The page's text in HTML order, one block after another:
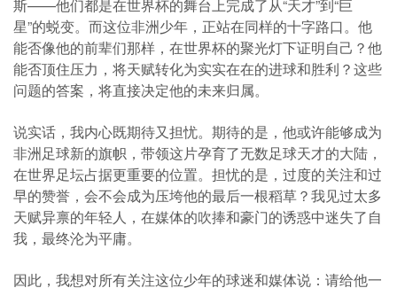
斯——他们都是在世界杯的舞台上完成了从“天才”到“巨
星”的蜕变。而这位非洲少年，正站在同样的十字路口。他
能否像他的前辈们那样，在世界杯的聚光灯下证明自己？他
能否顶住压力，将天赋转化为实实在在的进球和胜利？这些
问题的答案，将直接决定他的未来归属。
说实话，我内心既期待又担忧。期待的是，他或许能够成为
非洲足球新的旗帜，带领这片孕育了无数足球天才的大陆，
在世界足坛占据更重要的位置。担忧的是，过度的关注和过
早的赞誉，会不会成为压垮他的最后一根稻草？我见过太多
天赋异禀的年轻人，在媒体的吹捧和豪门的诱惑中迷失了自
我，最终沦为平庸。
因此，我想对所有关注这位少年的球迷和媒体说：请给他一